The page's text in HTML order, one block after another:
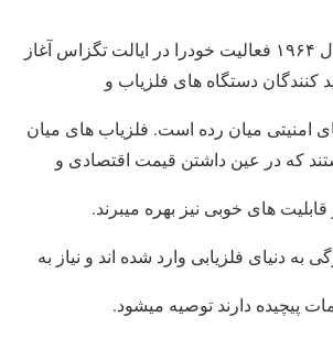
کمپانی Garrett از سال ۱۹۶۴ فعالیت خودرا در ایالت تگزاس آغاز
کنندگان دستگاه های فلزیاب و
امنیتی میان رده است. فلزیاب های میان
که در عین داشتن قیمت اقتصادی و
های خوبی نیز بهره میبرند.
به دنیای فلزیابی وارد شده اند و نیاز به
پیچیده دارند توصیه میشود.